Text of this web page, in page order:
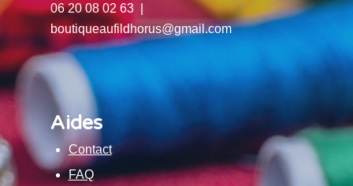
06 20 08 02 63 |
boutiqueaufildhorus@gmail.com
Aides
Contact
FAQ